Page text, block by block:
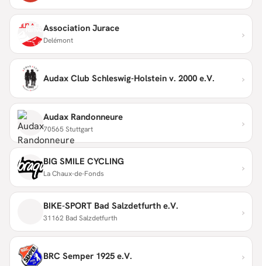
Association Jurace
Delémont ›
Audax Club Schleswig-Holstein v. 2000 e.V. ›
Audax Randonneure
70565 Stuttgart ›
BIG SMILE CYCLING
La Chaux-de-Fonds ›
BIKE-SPORT Bad Salzdetfurth e.V.
31162 Bad Salzdetfurth ›
BRC Semper 1925 e.V. ›